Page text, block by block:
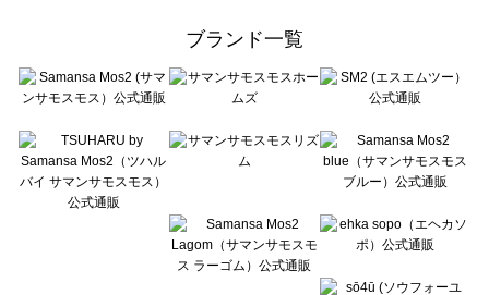
Te chichi（テチチ）の一覧
Te chichi CLASSIC（テチチ クラシック）の一覧
Lugnoncure（ルノンキュール）の一覧
BETTY'S BLUE（べティーズブルー）の一覧
Wpc.（ワールドパーティー）の一覧
ブランド一覧